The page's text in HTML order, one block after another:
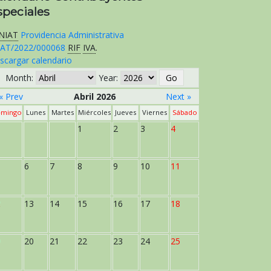
Providencia Administrativa
2022/000068 RIF IVA.
calendario
Month:
Year:
« Prev
Abril 2026 Next »
Lunes Martes Miércoles Jueves Viernes Sábado
1 2 3 4
6 7 8 9 10 11
13 14 15 16 17 18
20 21 22 23 24 25